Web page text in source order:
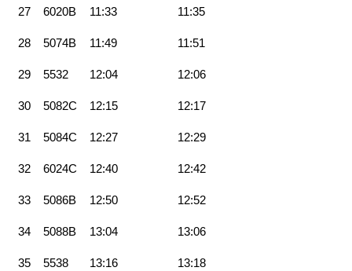
27 6020B 11:33 11:35
28 5074B 11:49 11:51
29 5532 12:04 12:06
30 5082C 12:15 12:17
31 5084C 12:27 12:29
32 6024C 12:40 12:42
33 5086B 12:50 12:52
34 5088B 13:04 13:06
35 5538 13:16 13:18